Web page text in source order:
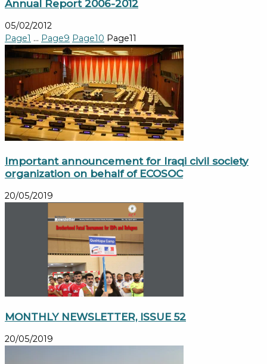
Annual Report 2006-2012
05/02/2012
Page1 … Page9 Page10 Page11
Important announcement for Iraqi civil society
organization on behalf of ECOSOC
20/05/2019
MONTHLY NEWSLETTER, ISSUE 52
20/05/2019